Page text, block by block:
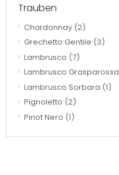
Trauben
Chardonnay (2)
Grechetto Gentile (3)
Lambrusco (7)
Lambrusco Grasparossa
Lambrusco Sorbara (1)
Pignoletto (2)
Pinot Nero (1)